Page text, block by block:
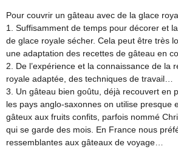
Pour couvrir un gâteau avec de la glace
1. Suffisamment de temps pour décorer et
de glace royale sécher. Cela peut être très
une adaptation des recettes de gâteau en
2. De l’expérience et la connaissance de la
royale adaptée, des techniques de travail…
3. Un gâteau bien goûtu, déjà recouvert en
les pays anglo-saxonnes on utilise presque
gâteux aux fruits confits, parfois nommé
qui se garde des mois. En France nous
ressemblantes aux gâteaux de voyage…